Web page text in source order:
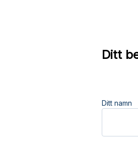
Ditt
Ditt namn